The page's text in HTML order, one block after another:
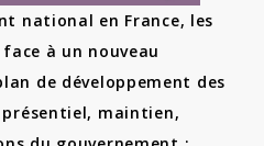
national en France, les
à un nouveau
de développement des
maintien,